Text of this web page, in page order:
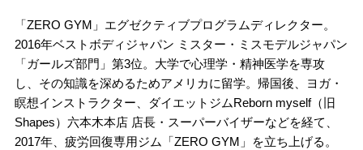
「ZERO GYM」エグゼクティブプログラムディレクター。
2016年ベストボディジャパン ミスター・ミスモデルジャパン
「ガールズ部門」第3位。大学で心理学・精神医学を専攻
し、その知識を深めるためアメリカに留学。帰国後、ヨガ・
瞑想インストラクター、ダイエットジムReborn myself（旧
Shapes）六本木本店 店長・スーパーバイザーなどを経て、
2017年、疲労回復専用ジム「ZERO GYM」を立ち上げる。